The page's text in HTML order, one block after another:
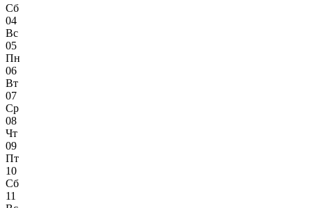
Сб
04
Вс
05
Пн
06
Вт
07
Ср
08
Чт
09
Пт
10
Сб
11